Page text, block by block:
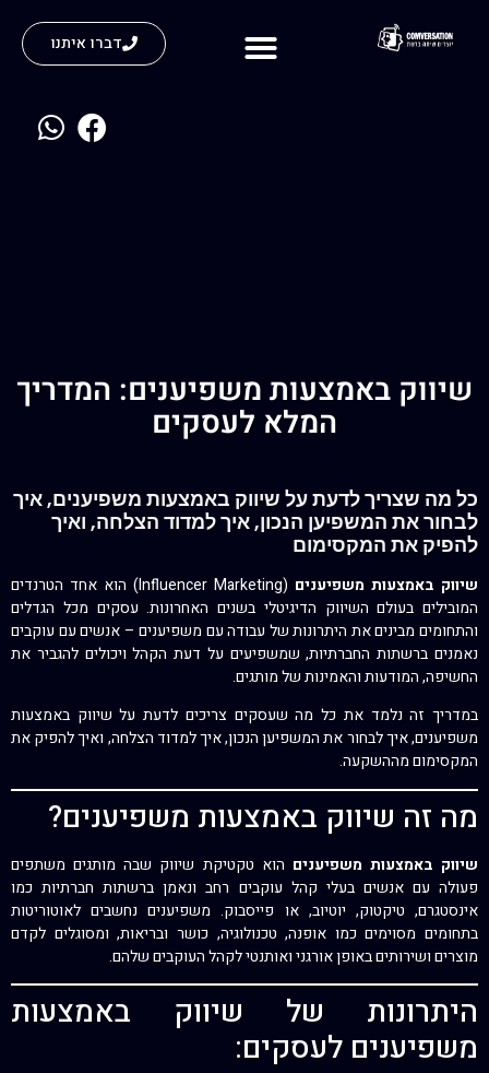
דברו איתנו
שיווק באמצעות משפיענים: המדריך
המלא לעסקים
כל מה שצריך לדעת על שיווק באמצעות משפיענים, איך
לבחור את המשפיען הנכון, איך למדוד הצלחה, ואיך
להפיק את המקסימום
שיווק באמצעות משפיענים
(Influencer Marketing) הוא אחד הטרנדים
המובילים בעולם השיווק הדיגיטלי בשנים האחרונות. עסקים מכל הגדלים
והתחומים מבינים את היתרונות של עבודה עם משפיענים – אנשים עם עוקבים
נאמנים ברשתות החברתיות, שמשפיעים על דעת הקהל ויכולים להגביר את
החשיפה, המודעות והאמינות של מותגים.
במדריך זה נלמד את כל מה שעסקים צריכים לדעת על שיווק באמצעות
משפיענים, איך לבחור את המשפיען הנכון, איך למדוד הצלחה, ואיך להפיק את
המקסימום מההשקעה.
מה זה שיווק באמצעות משפיענים?
שיווק באמצעות משפיענים הוא טקטיקת שיווק שבה מותגים משתפים
פעולה עם אנשים בעלי קהל עוקבים רחב ונאמן ברשתות חברתיות כמו
אינסטגרם, טיקטוק, יוטיוב, או פייסבוק. משפיענים נחשבים לאוטוריטות
בתחומים מסוימים כמו אופנה, טכנולוגיה, כושר ובריאות, ומסוגלים לקדם
מוצרים ושירותים באופן אורגני ואותנטי לקהל העוקבים שלהם.
היתרונות של שיווק באמצעות
משפיענים לעסקים: